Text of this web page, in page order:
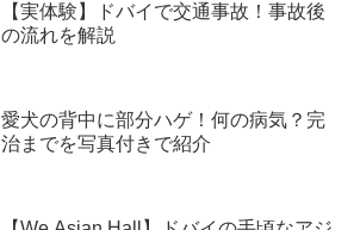
【実体験】ドバイで交通事故！事故後
の流れを解説
愛犬の背中に部分ハゲ！何の病気？完
治までを写真付きで紹介